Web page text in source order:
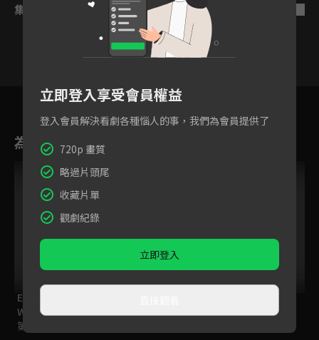
集數列表
10 11 12
為您推薦
ELTV｜The
Wiggles 搖擺搖擺
第二季
(1185-1210)
Wiggles 搖擺搖擺
立即登入享受會員權益
登入會員解決看劇各種惱人的事，我們為會員提供了
720p 畫質
略過片頭尾
收藏片單
觀劇紀錄
立即登入